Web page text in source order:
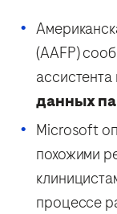
(AAFP)
данных
Microsoft
похожими
процессе